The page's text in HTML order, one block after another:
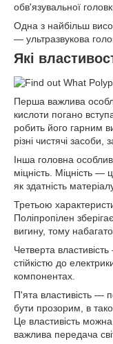
обв'язувальної
Одна з найбільш
— ультразвукова
Які
Перша важлива
кислоти погано
робить його гарним
різні чистячі
Інша головна
міцність. Міцність —
як здатність
Третьою
Поліпропілен
вигину, тому
Четверта
стійкістю до
компонентах.
П'ята властивість —
бути прозорим, в
Це властивість
важлива передача